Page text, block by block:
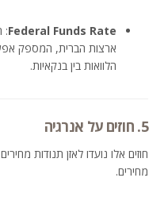
Federal Funds Rate
:
ארצות הברית, המספק
הלוואות בין בנקאיות.
5. חוזים על אנרגיה
חוזים אלו נועדו לאזן תנודות
מחירים.